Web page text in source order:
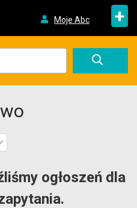
Moje Abc +
ogłoszeń dla